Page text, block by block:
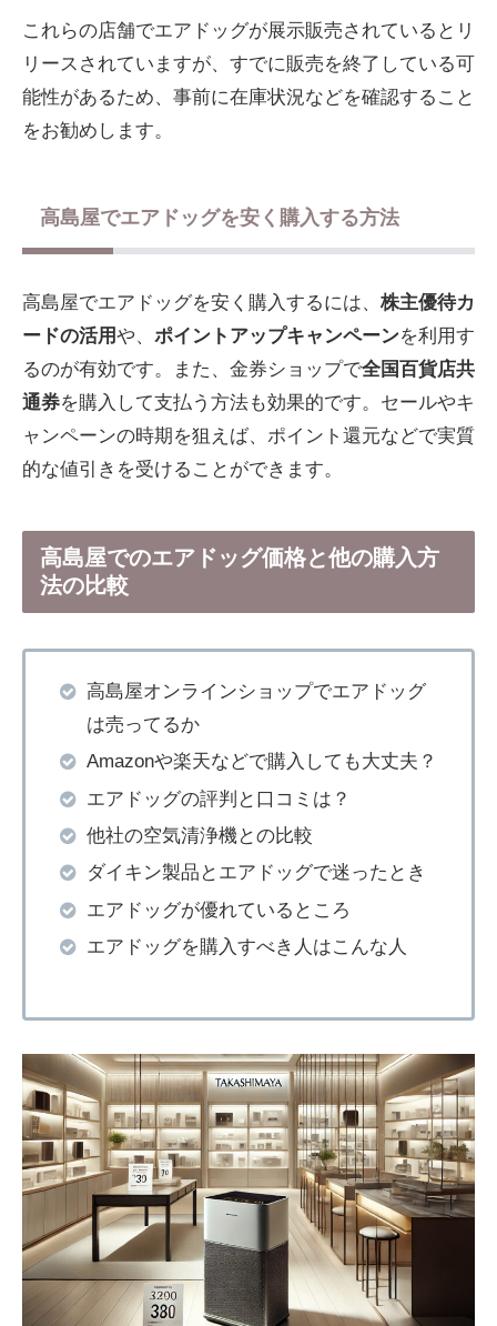
これらの店舗でエアドッグが展示販売されているとリ
リースされていますが、すでに販売を終了している可
能性があるため、事前に在庫状況などを確認すること
をお勧めします。
高島屋でエアドッグを安く購入する方法
高島屋でエアドッグを安く購入するには、 株主優待カ
ードの活用や、 ポイントアップキャンペーンを利用す
るのが有効です。また、金券ショップで全国百貨店共
通券を購入して支払う方法も効果的です。セールやキ
ャンペーンの時期を狙えば、ポイント還元などで実質
的な値引きを受けることができます。
高島屋でのエアドッグ価格と他の購入方
法の比較
高島屋オンラインショップでエアドッグ
は売ってるか
Amazonや楽天などで購入しても大丈夫？
エアドッグの評判と口コミは？
他社の空気清浄機との比較
ダイキン製品とエアドッグで迷ったとき
エアドッグが優れているところ
エアドッグを購入すべき人はこんな人